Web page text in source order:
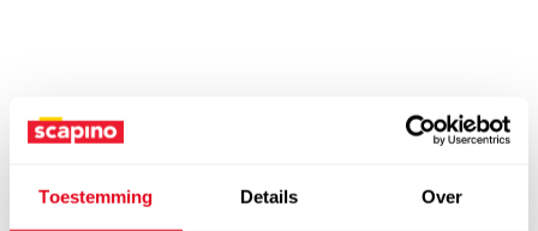
Toestemming Details Over